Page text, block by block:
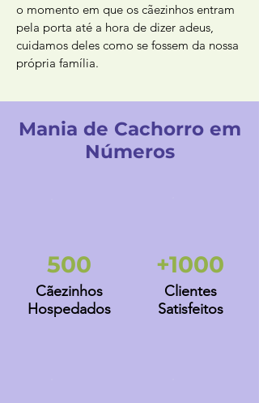
o momento em que os cãezinhos entram
pela porta até a hora de dizer adeus,
cuidamos deles como se fossem da nossa
própria família.
Mania de Cachorro em
Números
500
Cãezinhos
Hospedados
+1000
Clientes
Satisfeitos